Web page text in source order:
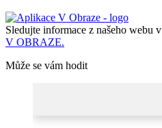
Sledujte informace z našeho webu v
V OBRAZE.
Může se vám hodit